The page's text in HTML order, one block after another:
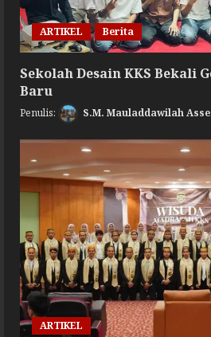
ARTIKEL Berita
Sekolah Desain KKS Bekali
Baru
S.M. Mauladdawilah
ARTIKEL